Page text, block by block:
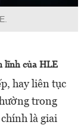
lĩnh của HLE
hay liên tục
trong
là giai